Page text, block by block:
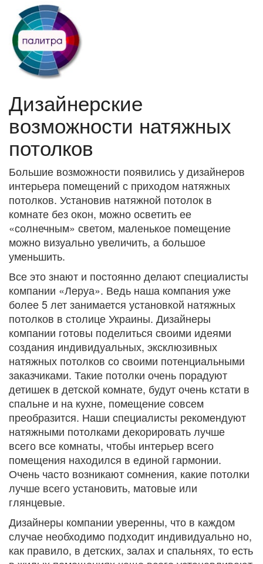
Дизайнерские
возможности натяжных
потолков
Большие возможности появились у дизайнеров
интерьера помещений с приходом натяжных
потолков. Установив натяжной потолок в
комнате без окон, можно осветить ее
«солнечным» светом, маленькое помещение
можно визуально увеличить, а большое
уменьшить.
Все это знают и постоянно делают специалисты
компании «Леруа». Ведь наша компания уже
более 5 лет занимается установкой натяжных
потолков в столице Украины. Дизайнеры
компании готовы поделиться своими идеями
создания индивидуальных, эксклюзивных
натяжных потолков со своими потенциальными
заказчиками. Такие потолки очень порадуют
детишек в детской комнате, будут очень кстати в
спальне и на кухне, помещение совсем
преобразится. Наши специалисты рекомендуют
натяжными потолками декорировать лучше
всего все комнаты, чтобы интерьер всего
помещения находился в единой гармонии.
Очень часто возникают сомнения, какие потолки
лучше всего установить, матовые или
глянцевые.
Дизайнеры компании уверенны, что в каждом
случае необходимо подходит индивидуально но,
как правило, в детских, залах и спальнях, то есть